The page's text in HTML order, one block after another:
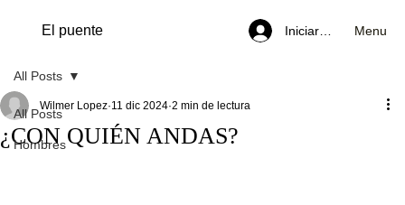
Iniciar sesiónMenu
El puente
All Posts
Hombres
All Posts
¿CON QUIÉN ANDAS?
Wilmer Lopez 11 dic 2024 2 min de lectura